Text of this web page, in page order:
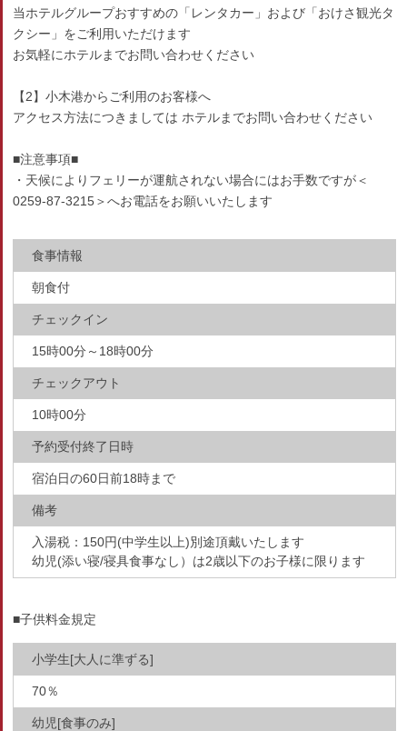
当ホテルグループおすすめの「レンタカー」および「おけさ観光タ
クシー」をご利用いただけます
お気軽にホテルまでお問い合わせください
【2】小木港からご利用のお客様へ
アクセス方法につきましては ホテルまでお問い合わせください
■注意事項■
・天候によりフェリーが運航されない場合にはお手数ですが＜
0259-87-3215＞へお電話をお願いいたします
食事情報
朝食付
チェックイン
15時00分～18時00分
チェックアウト
10時00分
予約受付終了日時
宿泊日の60日前18時まで
備考
入湯税：150円(中学生以上)別途頂戴いたします
幼児(添い寝/寝具食事なし）は2歳以下のお子様に限ります
■子供料金規定
小学生[大人に準ずる]
70％
幼児[食事のみ]